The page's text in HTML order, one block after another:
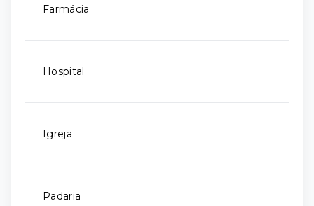
Farmácia
Hospital
Igreja
Padaria